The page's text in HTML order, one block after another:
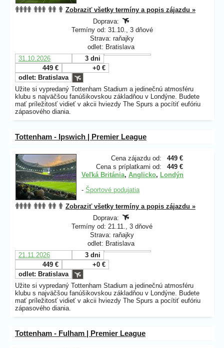
Zobraziť všetky termíny a popis zájazdu »
Doprava:
Termíny od: 31.10., 3 dňové
Strava: raňajky
odlet: Bratislava
31.10.2026
3 dni
449 €
+0 €
odlet: Bratislava
Užite si vypredaný Tottenham Stadium a jedinečnú atmosféru
klubu s najväčšou fanúšikovskou základňou v Londýne. Budete
mať príležitosť vidieť v akcii hviezdy The Spurs a pocítiť eufóriu
zápasového diania.
Tottenham - Ipswich | Premier League
Cena zájazdu od:
449 €
Cena s príplatkami od:
449 €
Veľká Británia, Anglicko, Londýn
- Športové podujatia
Zobraziť všetky termíny a popis zájazdu »
Doprava:
Termíny od: 21.11., 3 dňové
Strava: raňajky
odlet: Bratislava
21.11.2026
3 dni
449 €
+0 €
odlet: Bratislava
Užite si vypredaný Tottenham Stadium a jedinečnú atmosféru
klubu s najväčšou fanúšikovskou základňou v Londýne. Budete
mať príležitosť vidieť v akcii hviezdy The Spurs a pocítiť eufóriu
zápasového diania.
Tottenham - Fulham | Premier League